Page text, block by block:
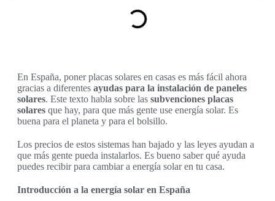
En España, poner placas solares en casas es más fácil ahora
gracias a diferentes ayudas para la instalación de paneles
solares. Este texto habla sobre las subvenciones placas
solares que hay, para que más gente use energía solar. Es
buena para el planeta y para el bolsillo.
Los precios de estos sistemas han bajado y las leyes ayudan a
que más gente pueda instalarlos. Es bueno saber qué ayuda
puedes recibir para cambiar a energía solar en tu casa.
Introducción a la energía solar en España